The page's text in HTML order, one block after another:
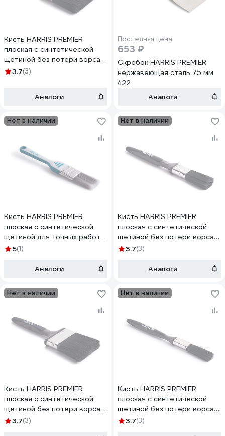
Кисть HARRIS PREMIER
плоская с синтетической
щетиной без потери ворса
100 мм 16140
3.7(3)
Аналоги
Последняя цена
653 ₽
Скребок HARRIS PREMIER
нержавеющая сталь 75 мм
422
Аналоги
Нет в наличии
Кисть HARRIS PREMIER
плоская с синтетической
щетиной для точных работ
38 мм 20614
5(1)
Аналоги
Нет в наличии
Кисть HARRIS PREMIER
плоская с синтетической
щетиной без потери ворса
25 мм 16110
3.7(3)
Аналоги
Нет в наличии
Кисть HARRIS PREMIER
плоская с синтетической
щетиной без потери ворса
75 мм 16130
3.7(3)
Нет в наличии
Кисть HARRIS PREMIER
плоская с синтетической
щетиной без потери ворса
12 мм 16104
3.7(3)